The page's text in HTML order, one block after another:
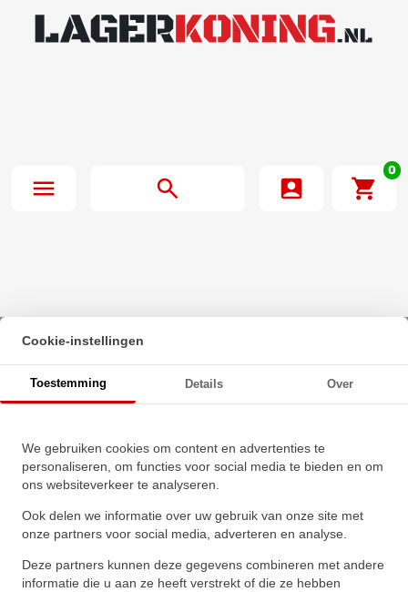
0
Beginpagina· INA Lagerblok Span PHUSE35 XL (35mm)
Cookie-instellingen
Toestemming Details Over
We gebruiken cookies om content en advertenties te
personaliseren, om functies voor social media te bieden en om
ons websiteverkeer te analyseren.
Ook delen we informatie over uw gebruik van onze site met
onze partners voor social media, adverteren en analyse.
Deze partners kunnen deze gegevens combineren met andere
informatie die u aan ze heeft verstrekt of die ze hebben
(35mm)
★★★★
★★★★
Schrijf een review!